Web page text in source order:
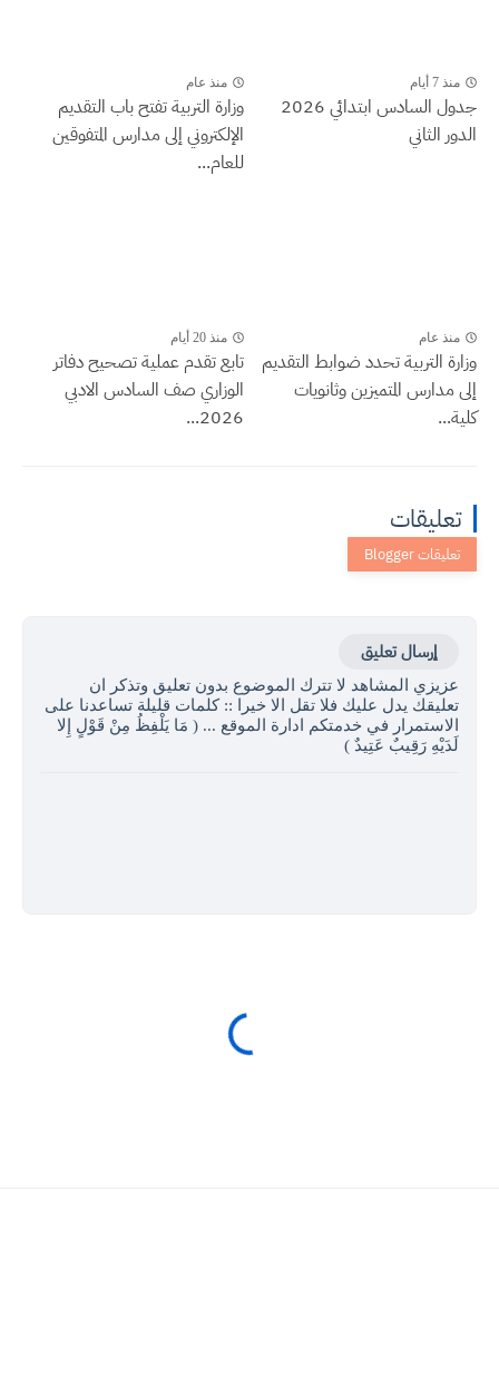
منذ 7 أيام
جدول السادس ابتدائي 2026
الدور الثاني
منذ عام
وزارة التربية تفتح باب التقديم
الإلكتروني إلى مدارس المتفوقين
للعام...
منذ عام
وزارة التربية تحدد ضوابط التقديم
إلى مدارس المتميزين وثانويات
كلية...
منذ 20 أيام
تابع تقدم عملية تصحيح دفاتر
الوزاري صف السادس الادبي
2026...
تعليقات
إرسال تعليق
عزيزي المشاهد لا تترك الموضوع بدون تعليق وتذكر ان
تعليقك يدل عليك فلا تقل الا خيرا :: كلمات قليلة تساعدنا على
الاستمرار في خدمتكم ادارة الموقع ... ( مَا يَلْفِظُ مِنْ قَوْلٍ إِلا
لَدَيْهِ رَقِيبٌ عَتِيدٌ )